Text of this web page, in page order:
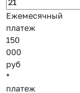
Ежемесячный
платеж
150
000
руб
*
платеж